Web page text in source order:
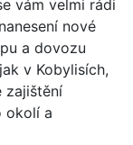
vám velmi rádi
nové
a dovozu
v Kobylisích,
zajištění
okolí a